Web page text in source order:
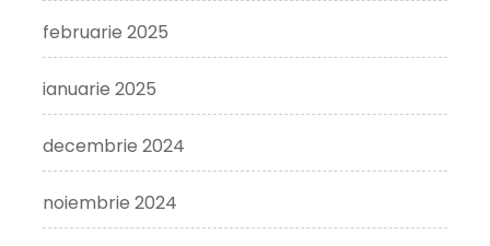
februarie 2025
ianuarie 2025
decembrie 2024
noiembrie 2024